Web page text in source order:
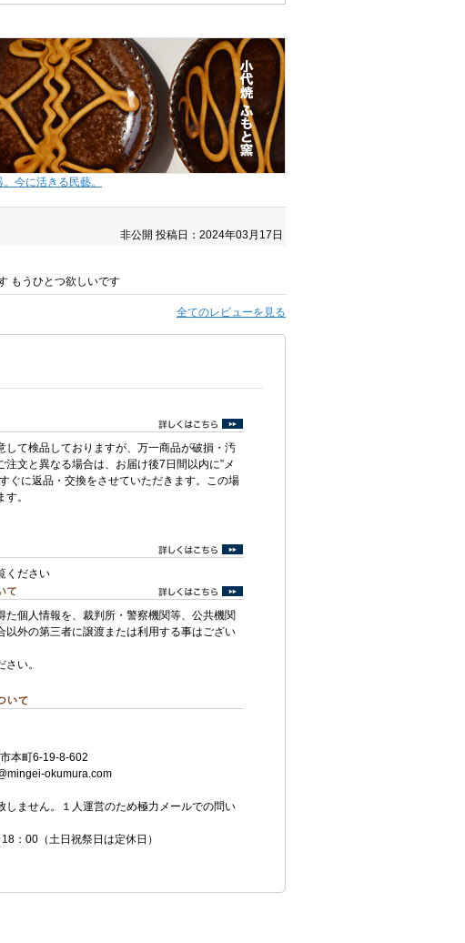
今に活きる民藝。
非公開 投稿日：2024年03月17日
もうひとつ欲しいです
全てのレビューを見る
して検品しておりますが、万一商品が破損・汚
注文と異なる場合は、お届け後7日間以内に”メ
ぐに返品・交換をさせていただきます。この場
。
ください
た個人情報を、裁判所・警察機関等、公共機関
以外の第三者に譲渡または利用する事はござい
い。
本町6-19-8-602
okumura.com
しません。１人運営のため極力メールでの問い
：00（土日祝祭日は定休日）